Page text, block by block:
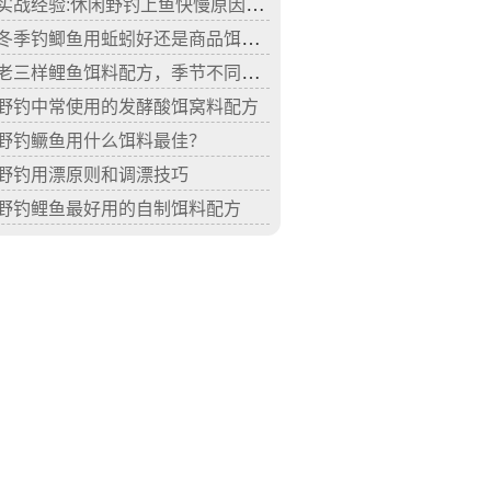
实战经验:休闲野钓上鱼快慢原因分析
冬季钓鲫鱼用蚯蚓好还是商品饵好？
老三样鲤鱼饵料配方，季节不同，老三样饵料配置比例也不同！
钓中常使用的发酵酸饵窝料配方
钓鳜鱼用什么饵料最佳？
钓用漂原则和调漂技巧
钓鲤鱼最好用的自制饵料配方